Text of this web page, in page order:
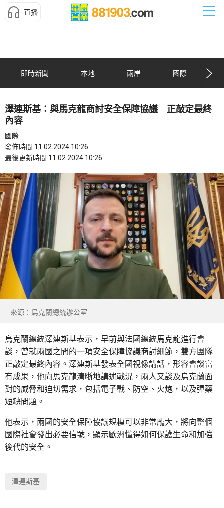
直播
即時新聞 本地 兩岸 國際
澤連斯基：與馬克龍商討安全保障協議 正敲定最終
內容
國際
發佈時間 11.02.2024 10:26
最後更新時間 11.02.2024 10:26
來源：烏克蘭總統辦公室
烏克蘭總統澤連斯基表示，早前與法國總統馬克龍進行會
談，曾就兩國之間的一項安全保障協議商討細節，雙方團隊
正敲定最終內容。澤連斯基發表全國視像講話，形容會談富
有成果，他向馬克龍清晰地講述戰況，兩人又談及烏克蘭面
對的威脅和迫切需求，包括電子戰、防空、火炮，以及彈藥
短缺問題。
他表示，兩國的安全保障協議規模可以非常龐大，將向整個
國際社會發出必要信號，顯示歐洲懂得如何保護生命和加強
後代的安全。
澤連斯基